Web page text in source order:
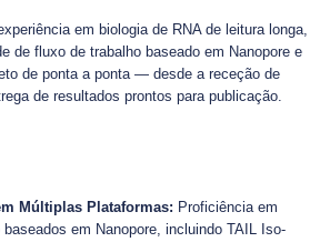
em biologia de RNA de leitura longa,
de fluxo de trabalho baseado em Nanopore e
de ponta a ponta — desde a receção de
de resultados prontos para publicação.
Múltiplas Plataformas: Proficiência em
em Nanopore, incluindo TAIL Iso-